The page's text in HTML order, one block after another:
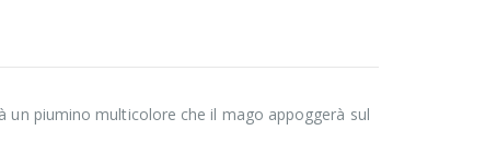
piumino multicolore che il mago appoggerà sul